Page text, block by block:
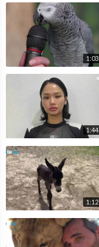
1:03
1:44
1:12